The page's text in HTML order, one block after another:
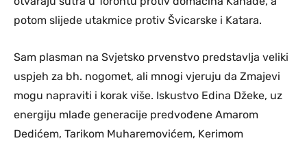
potom slijede utakmice protiv Švicarske i Katara.
Sam plasman na Svjetsko prvenstvo predstavlja veliki
uspjeh za bh. nogomet, ali mnogi vjeruju da Zmajevi
mogu napraviti i korak više. Iskustvo Edina Džeke, uz
energiju mlađe generacije predvođene Amarom
Dedićem, Tarikom Muharemovićem, Kerimom